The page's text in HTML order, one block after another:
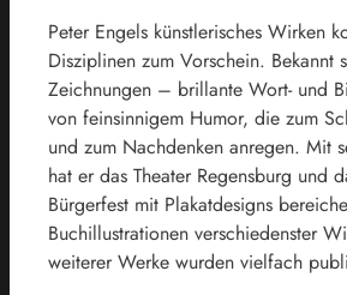
Peter Engels künstlerisches Wirken
Disziplinen zum Vorschein. Bekannt
Zeichnungen – brillante Wort- und
von feinsinnigem Humor, die zum
und zum Nachdenken anregen. Mit
hat er das Theater Regensburg und
Bürgerfest mit Plakatdesigns
Buchillustrationen verschiedenster
weiterer Werke wurden vielfach